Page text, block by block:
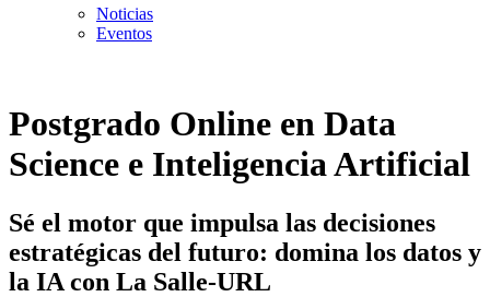
Noticias
Eventos
Postgrado Online en Data
Science e Inteligencia Artificial
Sé el motor que impulsa las decisiones
estratégicas del futuro: domina los datos y
la IA con La Salle-URL